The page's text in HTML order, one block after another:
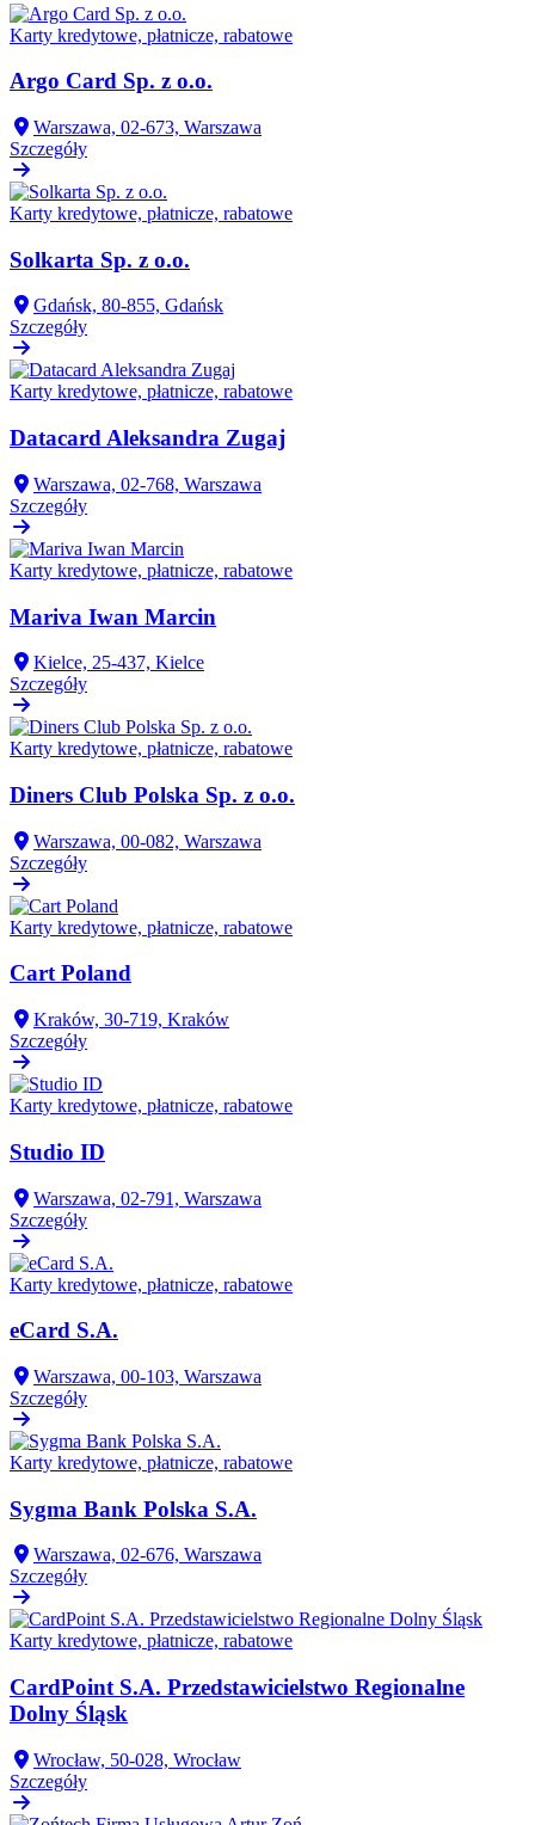
Karty kredytowe, płatnicze, rabatowe
Argo Card Sp. z o.o.
Warszawa, 02-673, Warszawa
Szczegóły
Karty kredytowe, płatnicze, rabatowe
Solkarta Sp. z o.o.
Gdańsk, 80-855, Gdańsk
Szczegóły
Karty kredytowe, płatnicze, rabatowe
Datacard Aleksandra Zugaj
Warszawa, 02-768, Warszawa
Szczegóły
Karty kredytowe, płatnicze, rabatowe
Mariva Iwan Marcin
Kielce, 25-437, Kielce
Szczegóły
Karty kredytowe, płatnicze, rabatowe
Diners Club Polska Sp. z o.o.
Warszawa, 00-082, Warszawa
Szczegóły
Karty kredytowe, płatnicze, rabatowe
Cart Poland
Kraków, 30-719, Kraków
Szczegóły
Karty kredytowe, płatnicze, rabatowe
Studio ID
Warszawa, 02-791, Warszawa
Szczegóły
Karty kredytowe, płatnicze, rabatowe
eCard S.A.
Warszawa, 00-103, Warszawa
Szczegóły
Karty kredytowe, płatnicze, rabatowe
Sygma Bank Polska S.A.
Warszawa, 02-676, Warszawa
Szczegóły
Karty kredytowe, płatnicze, rabatowe
CardPoint S.A. Przedstawicielstwo Regionalne
Dolny Śląsk
Wrocław, 50-028, Wrocław
Szczegóły